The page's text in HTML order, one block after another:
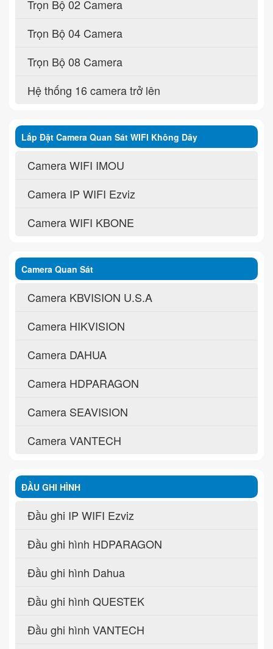
Trọn Bộ 02 Camera
Trọn Bộ 04 Camera
Trọn Bộ 08 Camera
Hệ thống 16 camera trở lên
Lắp Đặt Camera Quan Sát WIFI Không Dây
Camera WIFI IMOU
Camera IP WIFI Ezviz
Camera WIFI KBONE
Camera Quan Sát
Camera KBVISION U.S.A
Camera HIKVISION
Camera DAHUA
Camera HDPARAGON
Camera SEAVISION
Camera VANTECH
ĐẦU GHI HÌNH
Đầu ghi IP WIFI Ezviz
Đầu ghi hình HDPARAGON
Đầu ghi hình Dahua
Đầu ghi hình QUESTEK
Đầu ghi hình VANTECH